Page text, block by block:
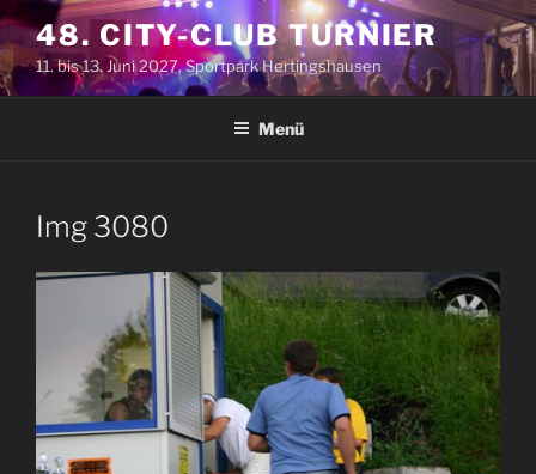
Zum
Inhalt
springen
48. CITY-CLUB TURNIER
11. bis 13. Juni 2027, Sportpark Hertingshausen
Menü
Img 3080